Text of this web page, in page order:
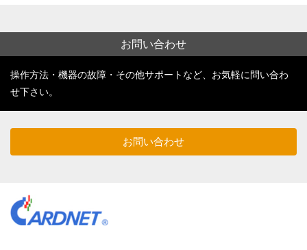
お問い合わせ
操作方法・機器の故障・その他サポートなど、お気軽に問い合わ
せ下さい。
お問い合わせ